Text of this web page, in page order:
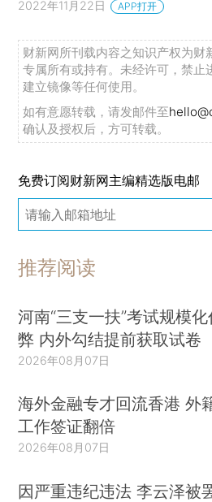
2022年11月22日 APP打开
财新网所刊载内容之知识产权为财
专属所有或持有。未经许可，禁止
建立镜像等任何使用。
如有意愿转载，请发邮件至
确认及授权后，方可转载。
免费订阅财新网主编精选版电邮
推荐阅读
河南“三支一扶”考试规模
弊 内外勾结提前获取试卷
2026年08月07日
海外金融专才回流香港 外
工作签证翻倍
2026年08月07日
因严重违纪违法 李云泽被